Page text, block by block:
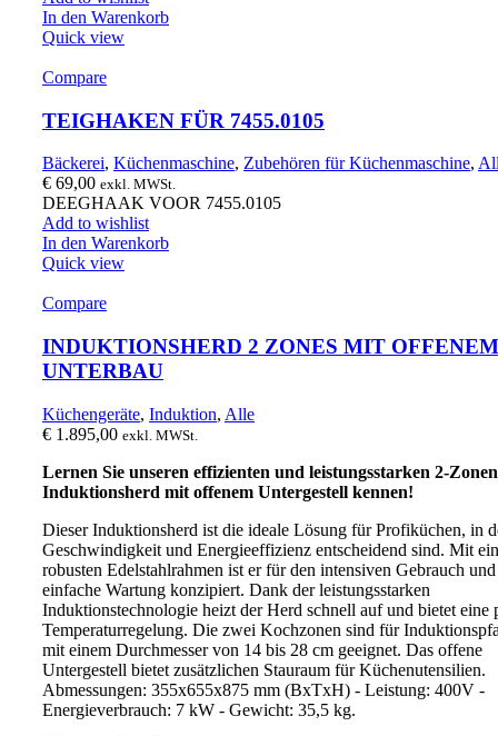
In den Warenkorb
Quick view
Compare
TEIGHAKEN FÜR 7455.0105
Bäckerei, Küchenmaschine, Zubehören für Küchenmaschine,
€ 69,00 exkl. MWSt.
DEEGHAAK VOOR 7455.0105
Add to wishlist
In den Warenkorb
Quick view
Compare
INDUKTIONSHERD 2 ZONES MIT OFFENEM
UNTERBAU
Küchengeräte, Induktion, Alle
€ 1.895,00 exkl. MWSt.
Lernen Sie unseren effizienten und leistungsstarken 2-
Induktionsherd mit offenem Untergestell kennen!
Dieser Induktionsherd ist die ideale Lösung für Profiküchen, in
Geschwindigkeit und Energieeffizienz entscheidend sind. Mit
robusten Edelstahlrahmen ist er für den intensiven Gebrauch und
einfache Wartung konzipiert. Dank der leistungsstarken
Induktionstechnologie heizt der Herd schnell auf und bietet eine
Temperaturregelung. Die zwei Kochzonen sind für
mit einem Durchmesser von 14 bis 28 cm geeignet. Das offene
Untergestell bietet zusätzlichen Stauraum für Küchenutensilien.
Abmessungen: 355x655x875 mm (BxTxH) - Leistung: 400V -
Energieverbrauch: 7 kW - Gewicht: 35,5 kg.